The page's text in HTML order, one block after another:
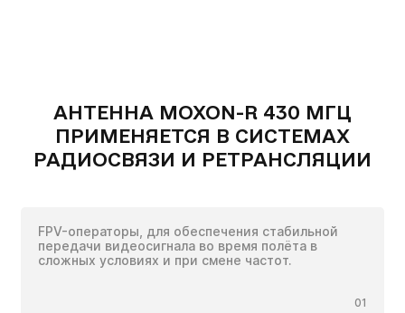
АНТЕННА MOXON-R 430 МГЦ
ПРИМЕНЯЕТСЯ В СИСТЕМАХ
РАДИОСВЯЗИ И РЕТРАНСЛЯЦИИ
FPV-операторы, для обеспечения стабильной
передачи видеосигнала во время полёта в
сложных условиях и при смене частот.
01